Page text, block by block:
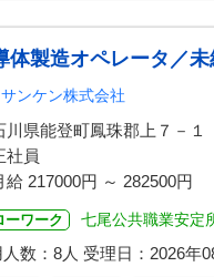
体製造オペレータ／
ンケン株式会社
川県能登町鳳珠郡上７－
社員
給 217000円 ～ 282500円
ーワーク 七尾公共職業安
数：8人 受理日： 2026年